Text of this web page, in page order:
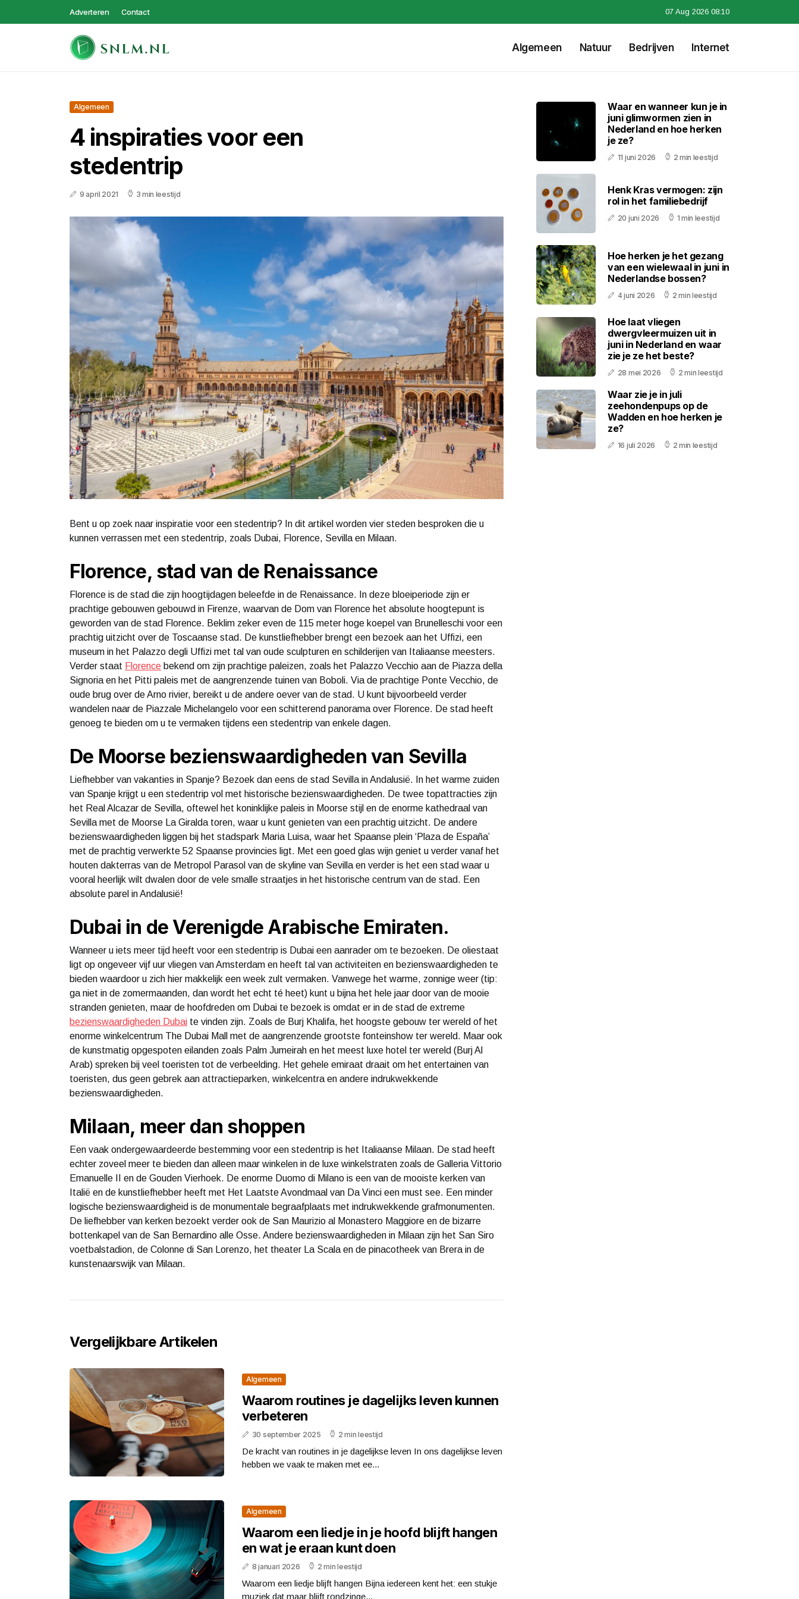
Adverteren Contact 07 Aug 2026 08:10
Algemeen Natuur Bedrijven Internet
Algemeen
4 inspiraties voor een
stedentrip
9 april 2021 3 min leestijd
Bent u op zoek naar inspiratie voor een stedentrip? In dit artikel worden vier steden besproken die u
kunnen verrassen met een stedentrip, zoals Dubai, Florence, Sevilla en Milaan.
Florence, stad van de Renaissance
Florence is de stad die zijn hoogtijdagen beleefde in de Renaissance. In deze bloeiperiode zijn er
prachtige gebouwen gebouwd in Firenze, waarvan de Dom van Florence het absolute hoogtepunt is
geworden van de stad Florence. Beklim zeker even de 115 meter hoge koepel van Brunelleschi voor een
prachtig uitzicht over de Toscaanse stad. De kunstliefhebber brengt een bezoek aan het Uffizi, een
museum in het Palazzo degli Uffizi met tal van oude sculpturen en schilderijen van Italiaanse meesters.
Verder staat Florence bekend om zijn prachtige paleizen, zoals het Palazzo Vecchio aan de Piazza della
Signoria en het Pitti paleis met de aangrenzende tuinen van Boboli. Via de prachtige Ponte Vecchio, de
oude brug over de Arno rivier, bereikt u de andere oever van de stad. U kunt bijvoorbeeld verder
wandelen naar de Piazzale Michelangelo voor een schitterend panorama over Florence. De stad heeft
genoeg te bieden om u te vermaken tijdens een stedentrip van enkele dagen.
De Moorse bezienswaardigheden van Sevilla
Liefhebber van vakanties in Spanje? Bezoek dan eens de stad Sevilla in Andalusië. In het warme zuiden
van Spanje krijgt u een stedentrip vol met historische bezienswaardigheden. De twee topattracties zijn
het Real Alcazar de Sevilla, oftewel het koninklijke paleis in Moorse stijl en de enorme kathedraal van
Sevilla met de Moorse La Giralda toren, waar u kunt genieten van een prachtig uitzicht. De andere
bezienswaardigheden liggen bij het stadspark Maria Luisa, waar het Spaanse plein ‘Plaza de España’
met de prachtig verwerkte 52 Spaanse provincies ligt. Met een goed glas wijn geniet u verder vanaf het
houten dakterras van de Metropol Parasol van de skyline van Sevilla en verder is het een stad waar u
vooral heerlijk wilt dwalen door de vele smalle straatjes in het historische centrum van de stad. Een
absolute parel in Andalusië!
Dubai in de Verenigde Arabische Emiraten.
Wanneer u iets meer tijd heeft voor een stedentrip is Dubai een aanrader om te bezoeken. De oliestaat
ligt op ongeveer vijf uur vliegen van Amsterdam en heeft tal van activiteiten en bezienswaardigheden te
bieden waardoor u zich hier makkelijk een week zult vermaken. Vanwege het warme, zonnige weer (tip:
ga niet in de zomermaanden, dan wordt het echt té heet) kunt u bijna het hele jaar door van de mooie
stranden genieten, maar de hoofdreden om Dubai te bezoek is omdat er in de stad de extreme
bezienswaardigheden Dubai te vinden zijn. Zoals de Burj Khalifa, het hoogste gebouw ter wereld of het
enorme winkelcentrum The Dubai Mall met de aangrenzende grootste fonteinshow ter wereld. Maar ook
de kunstmatig opgespoten eilanden zoals Palm Jumeirah en het meest luxe hotel ter wereld (Burj Al
Arab) spreken bij veel toeristen tot de verbeelding. Het gehele emiraat draait om het entertainen van
toeristen, dus geen gebrek aan attractieparken, winkelcentra en andere indrukwekkende
bezienswaardigheden.
Milaan, meer dan shoppen
Een vaak ondergewaardeerde bestemming voor een stedentrip is het Italiaanse Milaan. De stad heeft
echter zoveel meer te bieden dan alleen maar winkelen in de luxe winkelstraten zoals de Galleria Vittorio
Emanuelle II en de Gouden Vierhoek. De enorme Duomo di Milano is een van de mooiste kerken van
Italië en de kunstliefhebber heeft met Het Laatste Avondmaal van Da Vinci een must see. Een minder
logische bezienswaardigheid is de monumentale begraafplaats met indrukwekkende grafmonumenten.
De liefhebber van kerken bezoekt verder ook de San Maurizio al Monastero Maggiore en de bizarre
bottenkapel van de San Bernardino alle Osse. Andere bezienswaardigheden in Milaan zijn het San Siro
voetbalstadion, de Colonne di San Lorenzo, het theater La Scala en de pinacotheek van Brera in de
kunstenaarswijk van Milaan.
Vergelijkbare Artikelen
Algemeen
Waarom routines je dagelijks leven kunnen
verbeteren
30 september 2025 2 min leestijd
De kracht van routines in je dagelijkse leven In ons dagelijkse leven
hebben we vaak te maken met ee...
Algemeen
Waarom een liedje in je hoofd blijft hangen
en wat je eraan kunt doen
8 januari 2026 2 min leestijd
Waarom een liedje blijft hangen Bijna iedereen kent het: een stukje
muziek dat maar blijft rondzinge...
Waar en wanneer kun je in
juni glimwormen zien in
Nederland en hoe herken
je ze?
11 juni 2026 2 min leestijd
Henk Kras vermogen: zijn
rol in het familiebedrijf
20 juni 2026 1 min leestijd
Hoe herken je het gezang
van een wielewaal in juni in
Nederlandse bossen?
4 juni 2026 2 min leestijd
Hoe laat vliegen
dwergvleermuizen uit in
juni in Nederland en waar
zie je ze het beste?
28 mei 2026 2 min leestijd
Waar zie je in juli
zeehondenpups op de
Wadden en hoe herken je
ze?
16 juli 2026 2 min leestijd